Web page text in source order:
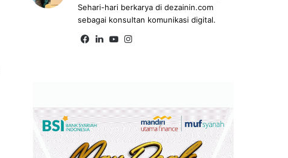
Sehari-hari berkarya di dezainin.com
sebagai konsultan komunikasi digital.
Fa Lin Yo